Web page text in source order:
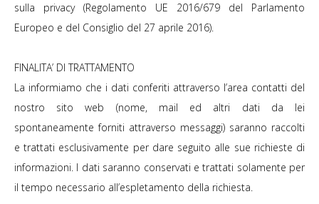
sulla privacy (Regolamento UE 2016/679 del Parlamento
Europeo e del Consiglio del 27 aprile 2016).
FINALITA’ DI TRATTAMENTO
La informiamo che i dati conferiti attraverso l’area contatti del
nostro sito web (nome, mail ed altri dati da lei
spontaneamente forniti attraverso messaggi) saranno raccolti
e trattati esclusivamente per dare seguito alle sue richieste di
informazioni. I dati saranno conservati e trattati solamente per
il tempo necessario all’espletamento della richiesta.